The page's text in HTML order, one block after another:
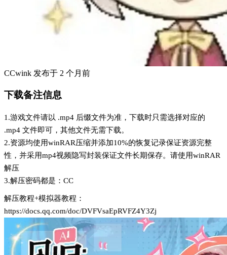
CCwink 发布于 2 个月前
下载备注信息
1.游戏文件请以 .mp4 后缀文件为准，下载时只需选择对应的
.mp4 文件即可，其他文件无需下载。
2.资源均使用winRAR压缩并添加10%的恢复记录保证资源完整
性，并采用mp4视频隐写封装保证文件长期保存。请使用winRAR
解压
3.解压密码都是：CC
解压教程+模拟器教程：
https://docs.qq.com/doc/DVFVsaEpRVFZ4Y3Zj